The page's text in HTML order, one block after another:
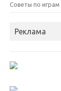
Советы по играм
Реклама